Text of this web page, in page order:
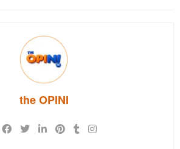
the OPINI